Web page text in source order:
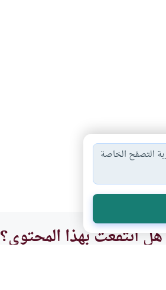
هل انتفعت بهذا المحتوى؟
التصفح الخاصة